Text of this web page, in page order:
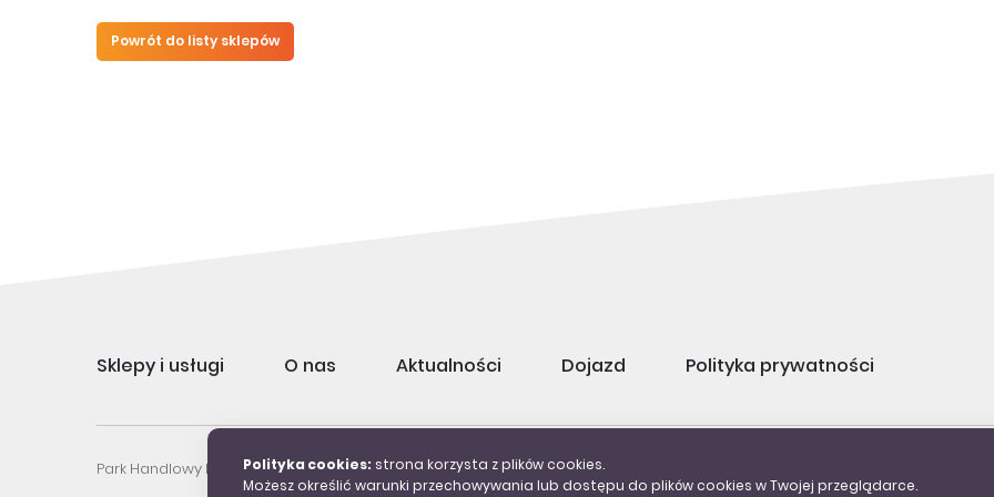
Powrót do listy sklepów
Sklepy i usługi O nas Aktualności Dojazd Polityka prywatności
Park Handlowy Kasztelania, Chrzanów, ul. Szpitalna 45, tel. 32 623 96 47
Polityka cookies: strona korzysta z plików cookies.
Możesz określić warunki przechowywania lub dostępu do plików cookies w Twojej przeglądarce.